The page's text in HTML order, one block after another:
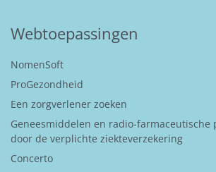
Webtoepassingen
NomenSoft
ProGezondheid
Een zorgverlener zoeken
Geneesmiddelen en radio-farmaceutische
door de verplichte ziekteverzekering
Concerto